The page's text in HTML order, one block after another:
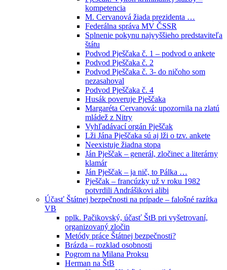
kompetencia
M. Cervanová žiada prezidenta …
Federálna správa MV ČSSR
Splnenie pokynu najvyššieho predstaviteľa
štátu
Podvod Pješčaka č. 1 – podvod o ankete
Podvod Pješčaka č. 2
Podvod Pješčaka č. 3- do ničoho som
nezasahoval
Podvod Pješčaka č. 4
Husák poveruje Pješčaka
Margaréta Cervanová: upozornila na zlatú
mládež z Nitry
Vyhľadávací orgán Pješčak
Lži Jána Pješčaka sú aj lži o tzv. ankete
Neexistuje žiadna stopa
Ján Pješčak – generál, zločinec a literárny
klamár
Ján Pješčak – ja nič, to Pálka …
Pješčak – francúzky už v roku 1982
potvrdili Andrášikovi alibi
Účasť Štátnej bezpečnosti na prípade – falošné razítka
VB
pplk. Pačikovský, účasť ŠtB pri vyšetrovaní,
organizovaný zločin
Metódy práce Štátnej bezpečnosti?
Brázda – rozklad osobnosti
Pogrom na Milana Proksu
Herman na ŠtB